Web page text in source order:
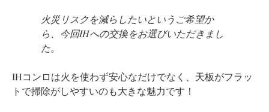
火災リスクを減らしたいというご希望か
ら、今回IHへの交換をお選びいただきまし
た。
IHコンロは火を使わず安心なだけでなく、天板がフラッ
トで掃除がしやすいのも大きな魅力です！